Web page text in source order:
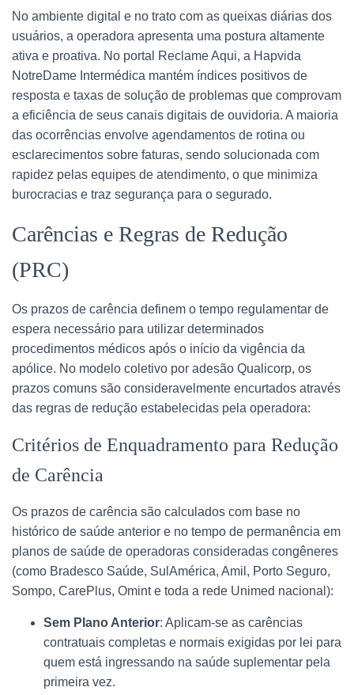
No ambiente digital e no trato com as queixas diárias dos
usuários, a operadora apresenta uma postura altamente
ativa e proativa. No portal Reclame Aqui, a Hapvida
NotreDame Intermédica mantém índices positivos de
resposta e taxas de solução de problemas que comprovam
a eficiência de seus canais digitais de ouvidoria. A maioria
das ocorrências envolve agendamentos de rotina ou
esclarecimentos sobre faturas, sendo solucionada com
rapidez pelas equipes de atendimento, o que minimiza
burocracias e traz segurança para o segurado.
Carências e Regras de Redução
(PRC)
Os prazos de carência definem o tempo regulamentar de
espera necessário para utilizar determinados
procedimentos médicos após o início da vigência da
apólice. No modelo coletivo por adesão Qualicorp, os
prazos comuns são consideravelmente encurtados através
das regras de redução estabelecidas pela operadora:
Critérios de Enquadramento para Redução
de Carência
Os prazos de carência são calculados com base no
histórico de saúde anterior e no tempo de permanência em
planos de saúde de operadoras consideradas congêneres
(como Bradesco Saúde, SulAmérica, Amil, Porto Seguro,
Sompo, CarePlus, Omint e toda a rede Unimed nacional):
Sem Plano Anterior: Aplicam-se as carências
contratuais completas e normais exigidas por lei para
quem está ingressando na saúde suplementar pela
primeira vez.